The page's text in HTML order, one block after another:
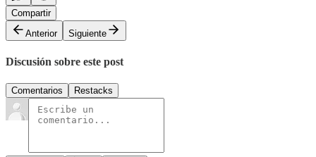
Compartir
Anterior
Siguiente
Discusión sobre este post
Comentarios Restacks